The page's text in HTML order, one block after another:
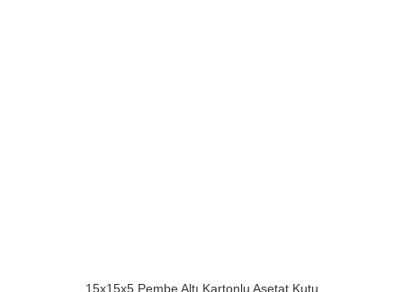
15x15x5 Pembe Altı Kartonlu Asetat Kutu